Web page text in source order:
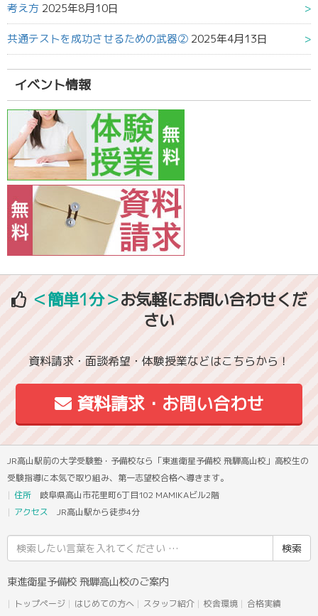
考え方 2025年8月10日
共通テストを成功させるための武器② 2025年4月13日
イベント情報
＜簡単1分＞お気軽にお問い合わせくだ
さい
資料請求・面談希望・体験授業などはこちらから！
資料請求・お問い合わせ
JR高山駅前の大学受験塾・予備校なら「東進衛星予備校 飛騨高山校」高校生の
受験指導に本気で取り組み、第一志望校合格へ導きます。
住所 岐阜県高山市花里町6丁目102 MAMIKAビル2階
アクセス JR高山駅から徒歩4分
索
結
東進衛星予備校 飛騨高山校のご案内
トップページ はじめての方へ スタッフ紹介 校舎環境
合格実績